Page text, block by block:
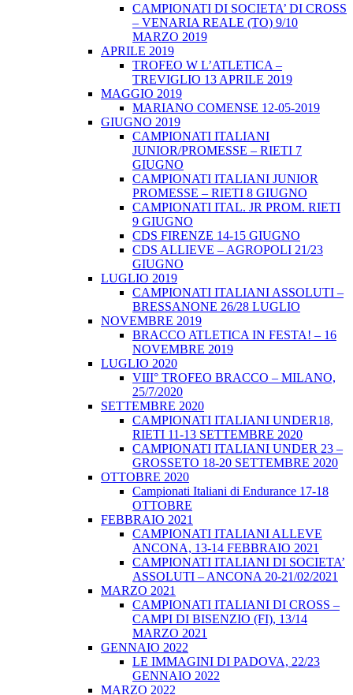
CAMPIONATI DI SOCIETA’ DI CROSS
– VENARIA REALE (TO) 9/10
MARZO 2019
APRILE 2019
TROFEO W L’ATLETICA –
TREVIGLIO 13 APRILE 2019
MAGGIO 2019
MARIANO COMENSE 12-05-2019
GIUGNO 2019
CAMPIONATI ITALIANI
JUNIOR/PROMESSE – RIETI 7
GIUGNO
CAMPIONATI ITALIANI JUNIOR
PROMESSE – RIETI 8 GIUGNO
CAMPIONATI ITAL. JR PROM. RIETI
9 GIUGNO
CDS FIRENZE 14-15 GIUGNO
CDS ALLIEVE – AGROPOLI 21/23
GIUGNO
LUGLIO 2019
CAMPIONATI ITALIANI ASSOLUTI –
BRESSANONE 26/28 LUGLIO
NOVEMBRE 2019
BRACCO ATLETICA IN FESTA! – 16
NOVEMBRE 2019
LUGLIO 2020
VIII° TROFEO BRACCO – MILANO,
25/7/2020
SETTEMBRE 2020
CAMPIONATI ITALIANI UNDER18,
RIETI 11-13 SETTEMBRE 2020
CAMPIONATI ITALIANI UNDER 23 –
GROSSETO 18-20 SETTEMBRE 2020
OTTOBRE 2020
Campionati Italiani di Endurance 17-18
OTTOBRE
FEBBRAIO 2021
CAMPIONATI ITALIANI ALLEVE
ANCONA, 13-14 FEBBRAIO 2021
CAMPIONATI ITALIANI DI SOCIETA’
ASSOLUTI – ANCONA 20-21/02/2021
MARZO 2021
CAMPIONATI ITALIANI DI CROSS –
CAMPI DI BISENZIO (FI), 13/14
MARZO 2021
GENNAIO 2022
LE IMMAGINI DI PADOVA, 22/23
GENNAIO 2022
MARZO 2022